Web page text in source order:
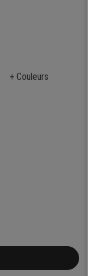
+ Couleurs